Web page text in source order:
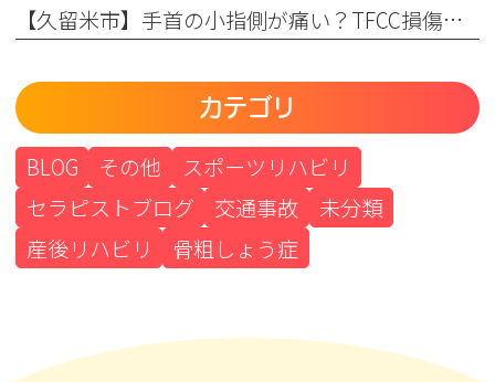
【久留米市】手首の小指側が痛い？TFCC損傷（三角線維軟骨複合体損傷）の正しい治療法とリハビリについて
カテゴリ
BLOG その他
スポーツリハビリ
セラピストブログ
交通事故
未分類
産後リハビリ
骨粗しょう症